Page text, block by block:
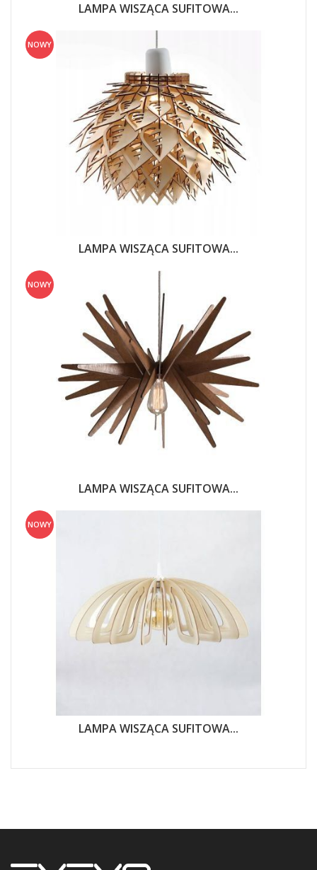
LAMPA WISZĄCA SUFITOWA...
LAMPA WISZĄCA SUFITOWA...
NOWY
LAMPA WISZĄCA SUFITOWA...
NOWY
LAMPA WISZĄCA SUFITOWA...
NOWY